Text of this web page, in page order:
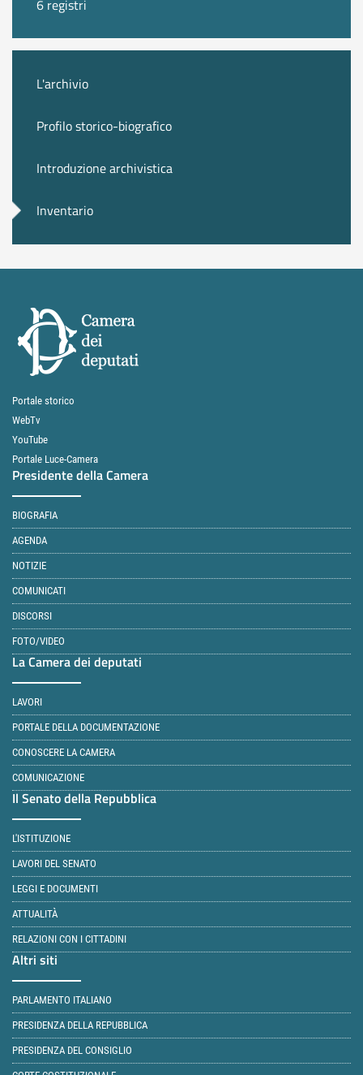
6 registri
L'archivio
Profilo storico-biografico
Introduzione archivistica
Inventario
Portale storico
WebTv
YouTube
Portale Luce-Camera
Presidente della Camera
BIOGRAFIA
AGENDA
NOTIZIE
COMUNICATI
DISCORSI
FOTO/VIDEO
La Camera dei deputati
LAVORI
PORTALE DELLA DOCUMENTAZIONE
CONOSCERE LA CAMERA
COMUNICAZIONE
Il Senato della Repubblica
L'ISTITUZIONE
LAVORI DEL SENATO
LEGGI E DOCUMENTI
ATTUALITÀ
RELAZIONI CON I CITTADINI
Altri siti
PARLAMENTO ITALIANO
PRESIDENZA DELLA REPUBBLICA
PRESIDENZA DEL CONSIGLIO